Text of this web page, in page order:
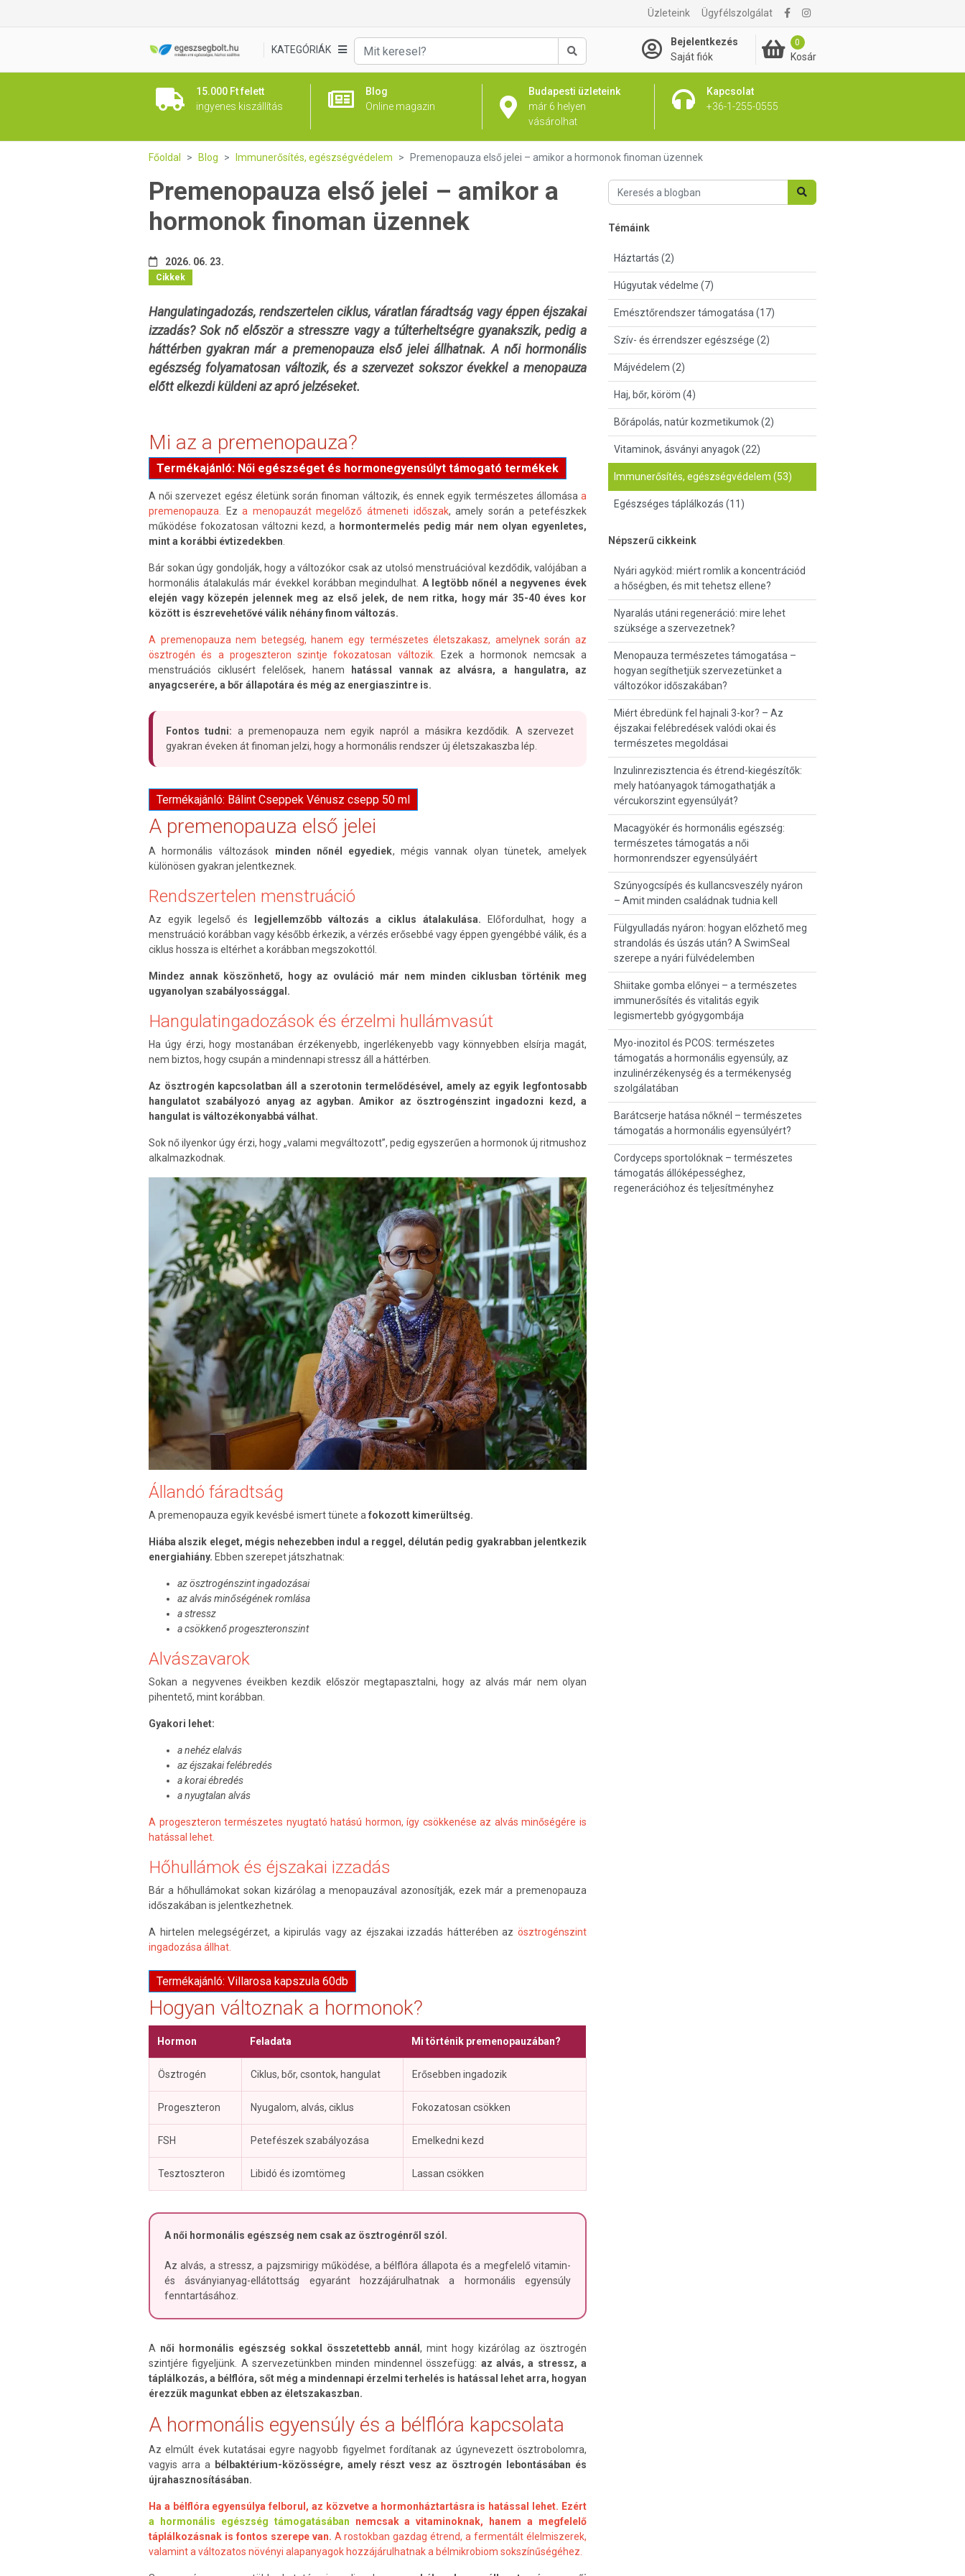
Üzleteink Ügyfélszolgálat
KATEGÓRIÁK
Keresés
Bejelentkezés
Saját fiók
0
Kosár
15.000 Ft felett
ingyenes kiszállítás
Blog
Online magazin
Budapesti üzleteink
már 6 helyen
vásárolhat
Kapcsolat
+36-1-255-0555
Főoldal Blog Immunerősítés, egészségvédelem Premenopauza első jelei – amikor a hormonok finoman üzennek
Premenopauza első jelei – amikor a
hormonok finoman üzennek
2026. 06. 23.
Cikkek
Hangulatingadozás, rendszertelen ciklus, váratlan fáradtság vagy éppen éjszakai
izzadás? Sok nő először a stresszre vagy a túlterheltségre gyanakszik, pedig a
háttérben gyakran már a premenopauza első jelei állhatnak. A női hormonális
egészség folyamatosan változik, és a szervezet sokszor évekkel a menopauza
előtt elkezdi küldeni az apró jelzéseket.
Mi az a premenopauza?
Termékajánló: Női egészséget és hormonegyensúlyt támogató termékek
A női szervezet egész életünk során finoman változik, és ennek egyik természetes állomása a
premenopauza.
Eza menopauzát megelőző átmeneti időszak, amely során a petefészkek
működése fokozatosan változni kezd, a hormontermelés pedig már nem olyan egyenletes,
mint a korábbi évtizedekben
Bár sokan úgy gondolják, hogy a változókor csak az utolsó menstruációval kezdődik, valójában a
hormonális átalakulás már évekkel korábban megindulhat. A legtöbb nőnél a negyvenes évek
elején vagy közepén jelennek meg az első jelek, de nem ritka, hogy már 35-40 éves kor
között is észrevehetővé válik néhány finom változás.
A premenopauza nem betegség, hanem egy természetes életszakasz, amelynek során az
ösztrogén és a progeszteron szintje fokozatosan változik.
Ezek a hormonok nemcsak a
menstruációs ciklusért felelősek, hanem
hatással vannak az alvásra, a hangulatra, az
anyagcserére, a bőr állapotára és még az energiaszintre is.
Fontos tudni: a premenopauza nem egyik napról a másikra kezdődik. A szervezet
gyakran éveken át finoman jelzi, hogy a hormonális rendszer új életszakaszba lép.
Termékajánló: Bálint Cseppek Vénusz csepp 50 ml
A premenopauza első jelei
A hormonális változások minden nőnél egyediek, mégis vannak olyan tünetek, amelyek
különösen gyakran jelentkeznek.
Rendszertelen menstruáció
Az egyik legelső és legjellemzőbb változás a ciklus átalakulása.
Előfordulhat, hogy a
menstruáció korábban vagy később érkezik, a vérzés erősebbé vagy éppen gyengébbé válik, és a
ciklus hossza is eltérhet a korábban megszokottól.
Mindez annak köszönhető, hogy az ovuláció már nem minden ciklusban történik meg
ugyanolyan szabályossággal.
Hangulatingadozások és érzelmi hullámvasút
Ha úgy érzi, hogy mostanában érzékenyebb, ingerlékenyebb vagy könnyebben elsírja magát,
nem biztos, hogy csupán a mindennapi stressz áll a háttérben.
Az ösztrogén kapcsolatban áll a szerotonin termelődésével, amely az egyik legfontosabb
hangulatot szabályozó anyag az agyban. Amikor az ösztrogénszint ingadozni kezd, a
hangulat is változékonyabbá válhat.
Sok nő ilyenkor úgy érzi, hogy „valami megváltozott”, pedig egyszerűen a hormonok új ritmushoz
alkalmazkodnak.
Állandó fáradtság
A premenopauza egyik kevésbé ismert tünete a fokozott kimerültség.
Hiába alszik eleget, mégis nehezebben indul a reggel, délután pedig gyakrabban jelentkezik
energiahiány. Ebben szerepet játszhatnak:
az ösztrogénszint ingadozásai
az alvás minőségének romlása
a stressz
a csökkenő progeszteronszint
Alvászavarok
Sokan a negyvenes éveikben kezdik először megtapasztalni, hogy az alvás már nem olyan
pihentető, mint korábban.
Gyakori lehet:
a nehéz elalvás
az éjszakai felébredés
a korai ébredés
a nyugtalan alvás
A progeszteron természetes nyugtató hatású hormon, így csökkenése az alvás minőségére is
hatással lehet.
Hőhullámok és éjszakai izzadás
Bár a hőhullámokat sokan kizárólag a menopauzával azonosítják, ezek már a premenopauza
időszakában is jelentkezhetnek.
A hirtelen melegségérzet, a kipirulás vagy az éjszakai izzadás hátterében az ösztrogénszint
ingadozása állhat.
Termékajánló: Villarosa kapszula 60db
Hogyan változnak a hormonok?
Hormon Feladata Mi történik premenopauzában?
Ösztrogén Ciklus, bőr, csontok, hangulat Erősebben ingadozik
Progeszteron Nyugalom, alvás, ciklus Fokozatosan csökken
FSH Petefészek szabályozása Emelkedni kezd
Tesztoszteron Libidó és izomtömeg Lassan csökken
A női hormonális egészség nem csak az ösztrogénről szól.
Az alvás, a stressz, a pajzsmirigy működése, a bélflóra állapota és a megfelelő vitamin-
és ásványianyag-ellátottság egyaránt hozzájárulhatnak a hormonális egyensúly
fenntartásához.
A női hormonális egészség sokkal összetettebb annál , mint hogy kizárólag az ösztrogén
szintjére figyeljünk. A szervezetünkben minden mindennel összefügg: az alvás, a stressz, a
táplálkozás, a bélflóra, sőt még a mindennapi érzelmi terhelés is hatással lehet arra, hogyan
érezzük magunkat ebben az életszakaszban.
A hormonális egyensúly és a bélflóra kapcsolata
Az elmúlt évek kutatásai egyre nagyobb figyelmet fordítanak az úgynevezett ösztrobolomra,
vagyis arra a bélbaktérium-közösségre, amely részt vesz az ösztrogén lebontásában és
újrahasznosításában.
Ha a bélflóra egyensúlya felborul, az közvetve a hormonháztartásra is hatással lehet. Ezért
a hormonális egészség támogatásában nemcsak a vitaminoknak, hanem a megfelelő
táplálkozásnak is fontos szerepe van. A rostokban gazdag étrend, a fermentált élelmiszerek,
valamint a változatos növényi alapanyagok hozzájárulhatnak a bélmikrobiom sokszínűségéhez.
Témáink
Háztartás (2)
Húgyutak védelme (7)
Emésztőrendszer támogatása (17)
Szív- és érrendszer egészsége (2)
Májvédelem (2)
Haj, bőr, köröm (4)
Bőrápolás, natúr kozmetikumok (2)
Vitaminok, ásványi anyagok (22)
Immunerősítés, egészségvédelem (53)
Egészséges táplálkozás (11)
Népszerű cikkeink
Nyári agyköd: miért romlik a koncentrációd
a hőségben, és mit tehetsz ellene?
Nyaralás utáni regeneráció: mire lehet
szüksége a szervezetnek?
Menopauza természetes támogatása –
hogyan segíthetjük szervezetünket a
változókor időszakában?
Miért ébredünk fel hajnali 3-kor? – Az
éjszakai felébredések valódi okai és
természetes megoldásai
Inzulinrezisztencia és étrend-kiegészítők:
mely hatóanyagok támogathatják a
vércukorszint egyensúlyát?
Macagyökér és hormonális egészség:
természetes támogatás a női
hormonrendszer egyensúlyáért
Szúnyogcsípés és kullancsveszély nyáron
– Amit minden családnak tudnia kell
Fülgyulladás nyáron: hogyan előzhető meg
strandolás és úszás után? A SwimSeal
szerepe a nyári fülvédelemben
Shiitake gomba előnyei – a természetes
immunerősítés és vitalitás egyik
legismertebb gyógygombája
Myo-inozitol és PCOS: természetes
támogatás a hormonális egyensúly, az
inzulinérzékenység és a termékenység
szolgálatában
Barátcserje hatása nőknél – természetes
támogatás a hormonális egyensúlyért?
Cordyceps sportolóknak – természetes
támogatás állóképességhez,
regenerációhoz és teljesítményhez